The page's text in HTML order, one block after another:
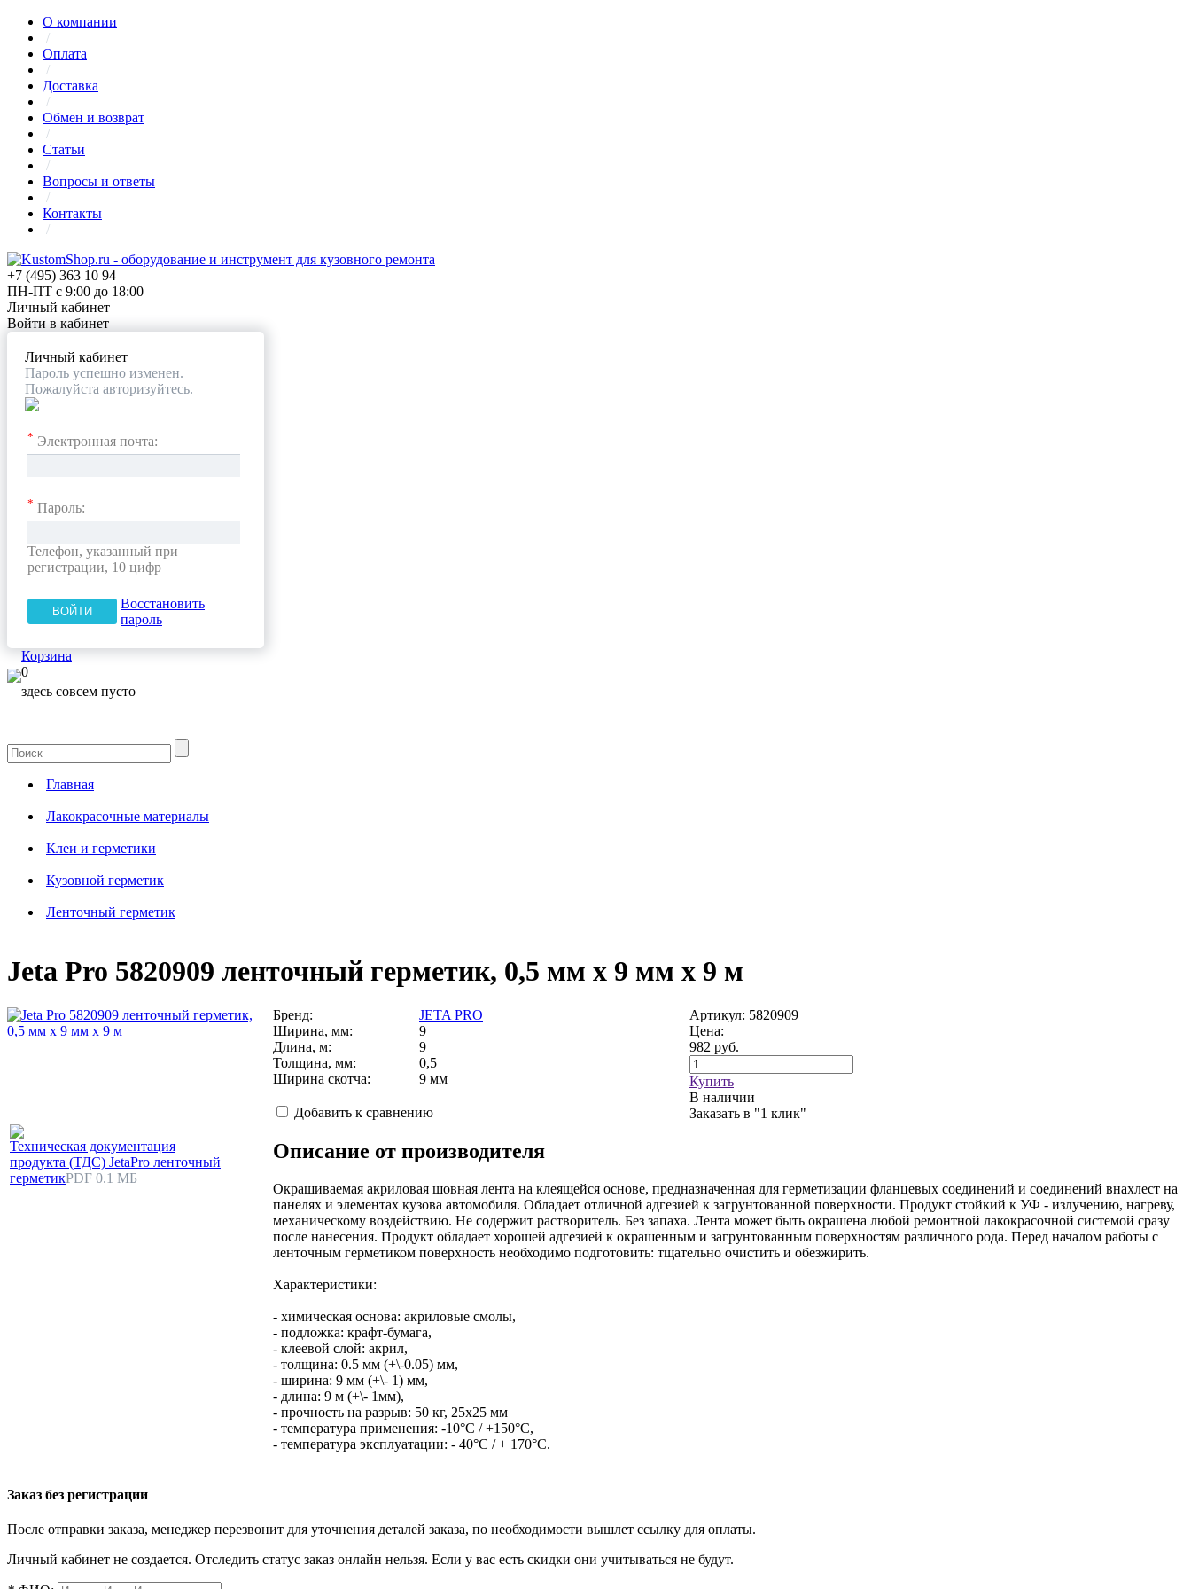
О компании
/
Оплата
/
Доставка
/
Обмен и возврат
/
Статьи
/
Вопросы и ответы
/
Контакты
/
+7 (495) 363 10 94
ПН-ПТ с 9:00 до 18:00
Личный кабинет
Войти в кабинет
Личный кабинет
Пароль успешно изменен.
Пожалуйста авторизуйтесь.
* Электронная почта:
* Пароль:
Телефон, указанный при
регистрации, 10 цифр
Восстановить
пароль
Корзина
0
здесь совсем пусто
Главная
Лакокрасочные материалы
Клеи и герметики
Кузовной герметик
Ленточный герметик
Jeta Pro 5820909 ленточный герметик, 0,5 мм х 9 мм х 9 м
Бренд:
JETA PRO
Ширина, мм:
9
Длина, м:
9
Толщина, мм:
0,5
Ширина скотча:
9 мм
Добавить к сравнению
Артикул: 5820909
Цена:
982 руб.
Купить
В наличии
Заказать в "1 клик"
Техническая документация
продукта (ТДС) JetaPro ленточный
герметикPDF 0.1 МБ
Описание от производителя
Окрашиваемая акриловая шовная лента на клеящейся основе, предназначенная для герметизации фланцевых соединений и соединений внахлест на
панелях и элементах кузова автомобиля. Обладает отличной адгезией к загрунтованной поверхности. Продукт стойкий к УФ - излучению, нагреву,
механическому воздействию. Не содержит растворитель. Без запаха. Лента может быть окрашена любой ремонтной лакокрасочной системой сразу
после нанесения. Продукт обладает хорошей адгезией к окрашенным и загрунтованным поверхностям различного рода. Перед началом работы с
ленточным герметиком поверхность необходимо подготовить: тщательно очистить и обезжирить.
Характеристики:
- химическая основа: акриловые смолы,
- подложка: крафт-бумага,
- клеевой слой: акрил,
- толщина: 0.5 мм (+\-0.05) мм,
- ширина: 9 мм (+\- 1) мм,
- длина: 9 м (+\- 1мм),
- прочность на разрыв: 50 кг, 25х25 мм
- температура применения: -10°C / +150°C,
- температура эксплуатации: - 40°C / + 170°C.
Заказ без регистрации
После отправки заказа, менеджер перезвонит для уточнения деталей заказа, по необходимости вышлет ссылку для оплаты.
Личный кабинет не создается. Отследить статус заказ онлайн нельзя. Если у вас есть скидки они учитываться не будут.